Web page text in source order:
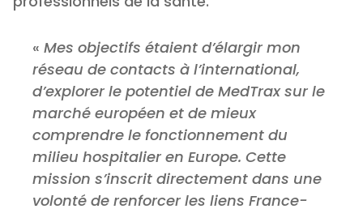
« Mes objectifs étaient d’élargir mon
réseau de contacts à l’international,
d’explorer le potentiel de MedTrax sur le
marché européen et de mieux
comprendre le fonctionnement du
milieu hospitalier en Europe. Cette
mission s’inscrit directement dans une
volonté de renforcer les liens France-